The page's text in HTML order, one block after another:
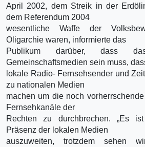
April 2002, dem Streik in der
dem Referendum 2004
wesentliche Waffe der
Oligarchie waren, informierte das
Publikum darüber, dass
Gemeinschaftsmedien sein muss,
lokale Radio- Fernsehsender und
zu nationalen Medien
machen um die noch
Fernsehkanäle der
Rechten zu durchbrechen. „Es
Präsenz der lokalen Medien
auszuweiten, trotzdem sehen